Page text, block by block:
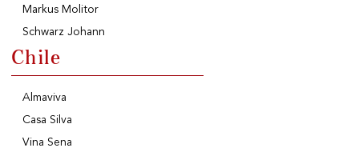
Markus Molitor
Schwarz Johann
Chile
Almaviva
Casa Silva
Vina Sena